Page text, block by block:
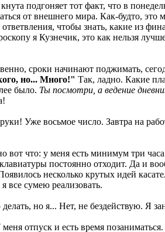
подгоняет тот факт, что в
от внешнего мира. Как-будто,
чтобы знать, какие из
я Кузнечик, это как нельзя
сроки начинают поджимать,
но... Много!" Так, ладно. Какие
было. Ты посмотри, а ведение
Уже восьмое число. Завтра на
что: у меня есть минимум три
постоянно отходит. Да и
несколько крутых идей
сумею реализовать.
но я... Нет, не бездействую. Я
отпуск и есть время